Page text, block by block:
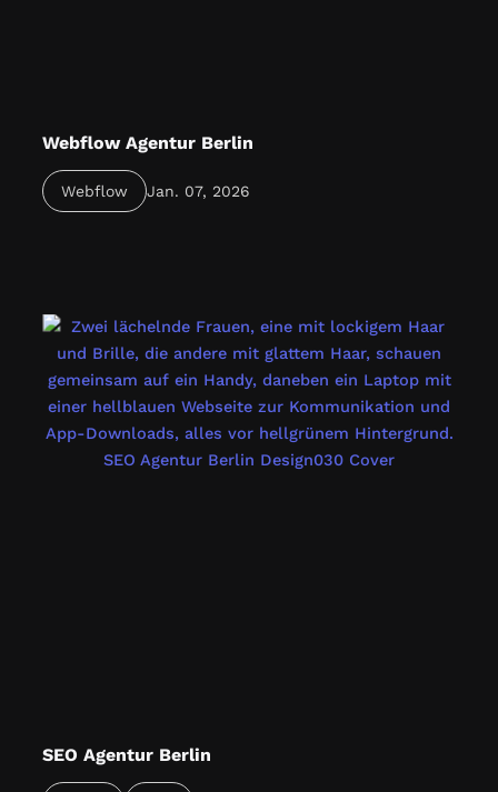
Webflow Agentur Berlin
Webflow Agentur Berlin bietet modernes Webdesign
ohne Code – individuell, schnell & SEO-optimiert.
Webflow Jan. 07, 2026
SEO Agentur Berlin
Als SEO Agentur aus Berlin hilft Design 030